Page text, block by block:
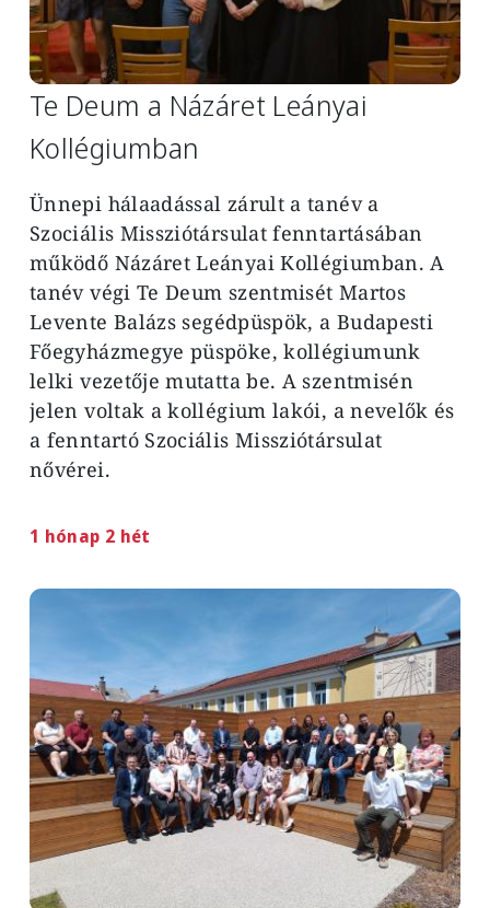
Te Deum a Názáret Leányai
Kollégiumban
Ünnepi hálaadással zárult a tanév a
Szociális Missziótársulat fenntartásában
működő Názáret Leányai Kollégiumban. A
tanév végi Te Deum szentmisét Martos
Levente Balázs segédpüspök, a Budapesti
Főegyházmegye püspöke, kollégiumunk
lelki vezetője mutatta be. A szentmisén
jelen voltak a kollégium lakói, a nevelők és
a fenntartó Szociális Missziótársulat
nővérei.
1 hónap 2 hét
Image